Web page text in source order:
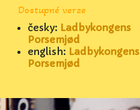
Dostupné verze
česky: Ladbykongens
Porsemjød
english: Ladbykongens
Porsemjød